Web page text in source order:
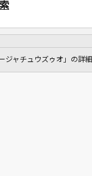
友達と一緒に！練習にも！
ジャチュウズゥオ」の詳細